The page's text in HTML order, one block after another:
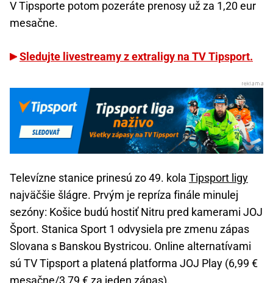
V Tipsporte potom pozeráte prenosy už za 1,20 eur
mesačne.
Sledujte livestreamy z extraligy na TV Tipsport.
Televízne stanice prinesú zo 49. kola Tipsport ligy
najväčšie šlágre. Prvým je repríza finále minulej
sezóny: Košice budú hostiť Nitru pred kamerami JOJ
Šport. Stanica Sport 1 odvysiela pre zmenu zápas
Slovana s Banskou Bystricou. Online alternatívami
sú TV Tipsport a platená platforma JOJ Play (6,99 €
mesačne/3,79 € za jeden zápas).